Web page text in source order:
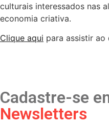
culturais interessados nas
economia criativa.
Clique aqui para assistir ao
Cadastre-se
Newsletters